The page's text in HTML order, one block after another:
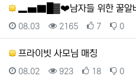
▂▅▇█▓❤️남자들 위한 꿀
등록일
08.03 조회
2165 추천
7 비추천
0
프라이빗 사모님 매칭
등록일
08.02 조회
923 추천
18 비추천
0